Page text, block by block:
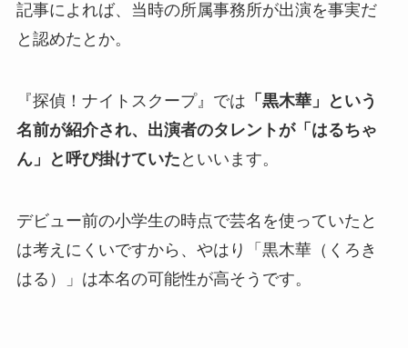
記事によれば、当時の所属事務所が出演を事実だ
と認めたとか。
『探偵！ナイトスクープ』では 「黒木華」という
名前が紹介され、出演者のタレントが「はるちゃ
ん」と呼び掛けていた といいます。
デビュー前の小学生の時点で芸名を使っていたと
は考えにくいですから、やはり「黒木華（くろき
はる）」は本名の可能性が高そうです。